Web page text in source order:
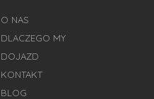
O NAS
DLACZEGO MY
DOJAZD
KONTAKT
BLOG